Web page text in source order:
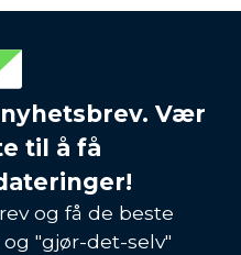
Vær
til å få
og få de beste
"gjør-det-selv"